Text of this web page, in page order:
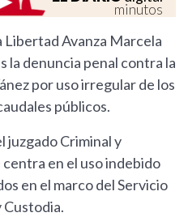
minutos
Libertad Avanza Marcela
la denuncia penal contra la
por uso irregular de los
públicos.
juzgado Criminal y
en el uso indebido
en el marco del Servicio
Custodia.